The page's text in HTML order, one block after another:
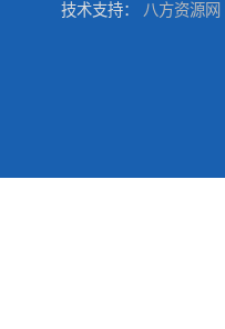
技术支持： 八方资源网